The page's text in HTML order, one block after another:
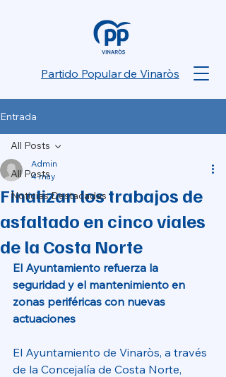
Partido Popular de Vinaròs
Entrada
All Posts
Noticias Destacadas
All Posts
Finalizan los trabajos de
asfaltado en cinco viales
de la Costa Norte
Admin
4 may
El Ayuntamiento refuerza la
seguridad y el mantenimiento en
zonas periféricas con nuevas
actuaciones
El Ayuntamiento de Vinaròs, a través
de la Concejalía de Costa Norte,